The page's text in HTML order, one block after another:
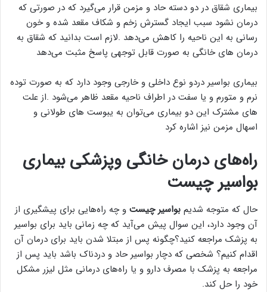
بیماری شقاق در دو دسته حاد و مزمن قرار می‌گیرد که در صورتی که
درمان نشود سبب ایجاد گسترش زخم و شکاف مقعد شده و خون
رسانی به این ناحیه را کاهش می‌دهد .لازم است بدانید که شقاق به
درمان های خانگی به صورت قابل توجهی پاسخ مثبت می‌دهد
بیماری بواسیر دردو نوع داخلی و خارجی وجود دارد که به صورت توده
نرم و متورم و یا سفت در اطراف ناحیه مقعد ظاهر می‌شود .از علت
های مشترک این دو بیماری می‌توان به یبوست های طولانی و
اسهال مزمن نیز اشاره کرد
راه‌های درمان خانگی وپزشکی بیماری
بواسیر چیست
حال که متوجه شدیم بواسیر چیست و چه راه‌هایی برای پیشگیری از
آن وجود دارد، این سوال پیش می‌آید که چه زمانی باید برای بواسیر
به پزشک مراجعه کنید؟چگونه پس از مبتلا شدن باید برای درمان آن
اقدام کنیم؟ شخصی که دچار بواسیر حاد و دردناک باشد باید پس از
مراجعه به پزشک با مصرف دارو و یا راه‌های درمانی مثل لیزر مشکل
خود را حل کند.